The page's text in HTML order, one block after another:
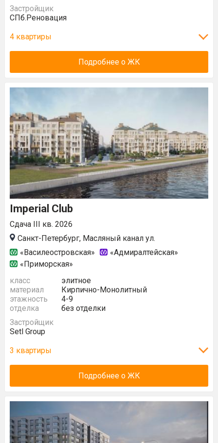
Застройщик
СПб.Реновация
4 квартиры
Подробнее о ЖК
Imperial Club
Сдача III кв. 2026
Санкт-Петербург, Масляный канал ул.
«Василеостровская»
«Адмиралтейская»
«Приморская»
класс
элитное
материал
Кирпично-Монолитный
этажность
4-9
отделка
без отделки
Застройщик
Setl Group
3 квартиры
Подробнее о ЖК